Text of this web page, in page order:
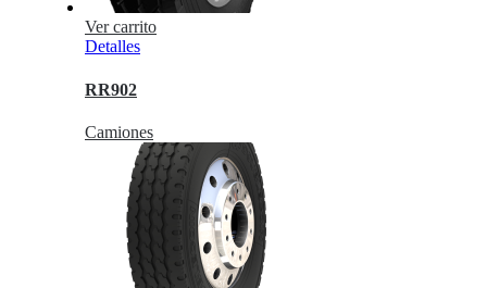
Ver carrito
Detalles
RR902
Camiones